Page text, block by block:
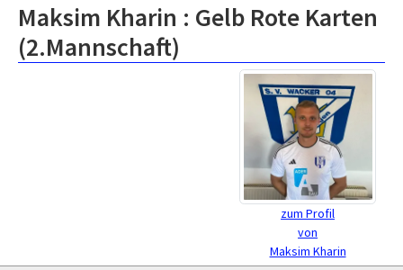
Maksim Kharin : Gelb Rote Karten
(2.Mannschaft)
zum Profil
von
Maksim Kharin